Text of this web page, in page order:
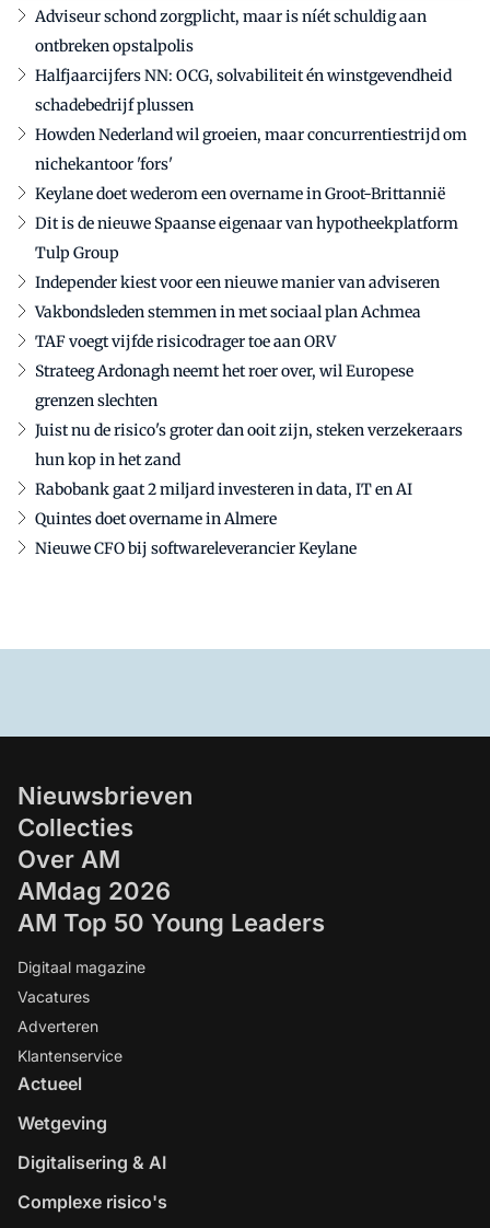
Adviseur schond zorgplicht, maar is níét schuldig aan
ontbreken opstalpolis
Halfjaarcijfers NN: OCG, solvabiliteit én winstgevendheid
schadebedrijf plussen
Howden Nederland wil groeien, maar concurrentiestrijd om
nichekantoor 'fors'
Keylane doet wederom een overname in Groot-Brittannië
Dit is de nieuwe Spaanse eigenaar van hypotheekplatform
Tulp Group
Independer kiest voor een nieuwe manier van adviseren
Vakbondsleden stemmen in met sociaal plan Achmea
TAF voegt vijfde risicodrager toe aan ORV
Strateeg Ardonagh neemt het roer over, wil Europese
grenzen slechten
Juist nu de risico's groter dan ooit zijn, steken verzekeraars
hun kop in het zand
Rabobank gaat 2 miljard investeren in data, IT en AI
Quintes doet overname in Almere
Nieuwe CFO bij softwareleverancier Keylane
Nieuwsbrieven
Collecties
Over AM
AMdag 2026
AM Top 50 Young Leaders
Digitaal magazine
Vacatures
Adverteren
Klantenservice
Actueel
Wetgeving
Digitalisering & AI
Complexe risico's